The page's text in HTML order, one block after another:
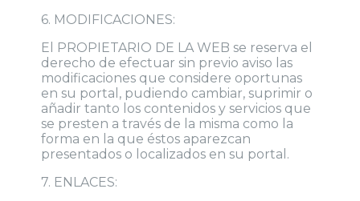
6. MODIFICACIONES:
El PROPIETARIO DE LA WEB se reserva el
derecho de efectuar sin previo aviso las
modificaciones que considere oportunas
en su portal, pudiendo cambiar, suprimir o
añadir tanto los contenidos y servicios que
se presten a través de la misma como la
forma en la que éstos aparezcan
presentados o localizados en su portal.
7. ENLACES: